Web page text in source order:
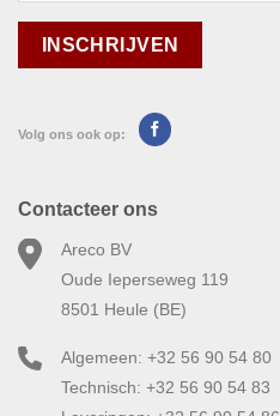
Volg ons ook op:
Contacteer ons
Areco BV
Oude Ieperseweg 119
8501 Heule (BE)
Algemeen: +32 56 90 54 80
Technisch: +32 56 90 54 83